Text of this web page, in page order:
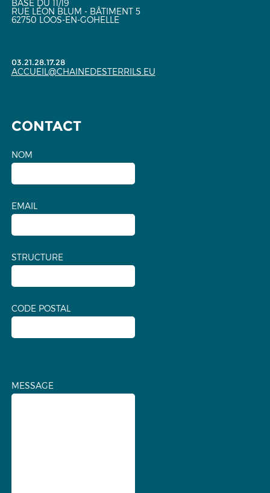
BASE DU 11/19
RUE LÉON BLUM - BÂTIMENT 5
62750 LOOS-EN-GOHELLE
03.21.28.17.28
ACCUEIL@CHAINEDESTERRILS.EU
CONTACT
NOM
EMAIL
STRUCTURE
CODE POSTAL
MESSAGE